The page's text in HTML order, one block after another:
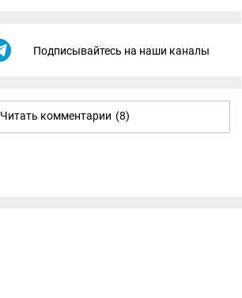
Подписывайтесь на наши каналы
Читать комментарии (8)